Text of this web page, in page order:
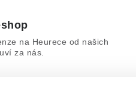
na Heurece od našich
za nás.